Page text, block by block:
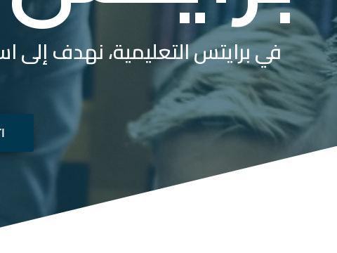
في برايتس التعليمية، نهدف